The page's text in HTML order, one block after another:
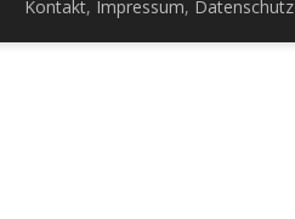
Kontakt, Impressum, Datenschutz